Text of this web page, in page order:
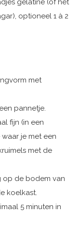
gelatine (of het
optioneel 1 à 2
met
pannetje.
fijn (in een
je met een
met de
op de bodem van
koelkast.
5 minuten in